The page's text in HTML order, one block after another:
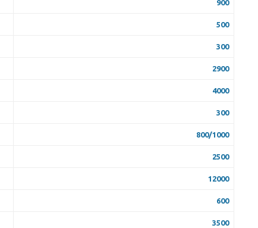
900
500
300
2900
4000
300
800/1000
2500
12000
600
3500